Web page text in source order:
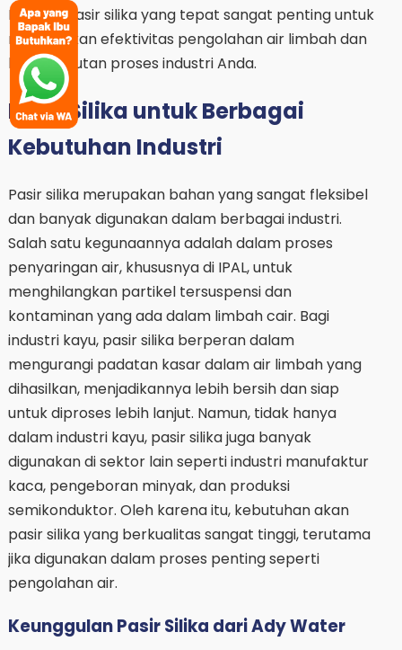
Memilih pasir silika yang tepat sangat penting untuk
memastikan efektivitas pengolahan air limbah dan
keberlanjutan proses industri Anda.
Pasir Silika untuk Berbagai
Kebutuhan Industri
Pasir silika merupakan bahan yang sangat fleksibel
dan banyak digunakan dalam berbagai industri.
Salah satu kegunaannya adalah dalam proses
penyaringan air, khususnya di IPAL, untuk
menghilangkan partikel tersuspensi dan
kontaminan yang ada dalam limbah cair. Bagi
industri kayu, pasir silika berperan dalam
mengurangi padatan kasar dalam air limbah yang
dihasilkan, menjadikannya lebih bersih dan siap
untuk diproses lebih lanjut. Namun, tidak hanya
dalam industri kayu, pasir silika juga banyak
digunakan di sektor lain seperti industri manufaktur
kaca, pengeboran minyak, dan produksi
semikonduktor. Oleh karena itu, kebutuhan akan
pasir silika yang berkualitas sangat tinggi, terutama
jika digunakan dalam proses penting seperti
pengolahan air.
Keunggulan Pasir Silika dari Ady Water